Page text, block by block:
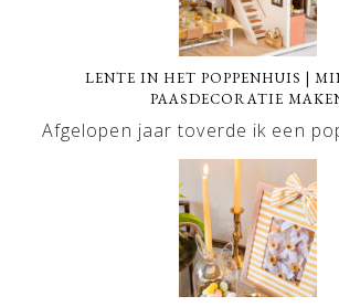
LENTE IN HET POPPENHUIS |
PAASDECORATIE
Afgelopen jaar toverde ik een